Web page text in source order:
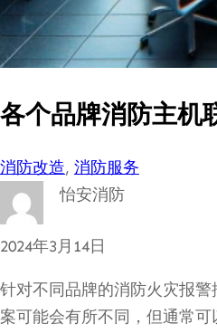
各个品牌消防主机
消防改造, 消防服务
怡安消防
2024年3月14日
针对不同品牌的消防火灾报
案可能会有所不同，但通常可